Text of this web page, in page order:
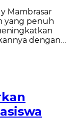
Mambrasar
yang penuh
dengan…